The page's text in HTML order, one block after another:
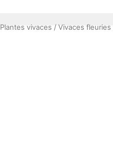
Plantes vivaces / Vivaces fleuries